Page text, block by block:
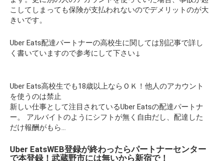
こしてしまっても保険が支払われないのでデメリットのが大
きいです。
Uber Eats配達パートナーの高校生に関しては別記事で詳し
く書いていますので参考にして下さい↓
Uber Eats高校生でも18歳以上ならＯＫ！他人のアカウント
を使うのは禁止
新しい仕事として注目されているUber Eatsの配達パートナ
ー。 アルバイトのようにシフトが無く自由だし、配達した
だけ報酬がもら…
Uber EatsWEB登録が終わったらパートナーセンター
で本登録！武蔵野市には無いから新宿で！